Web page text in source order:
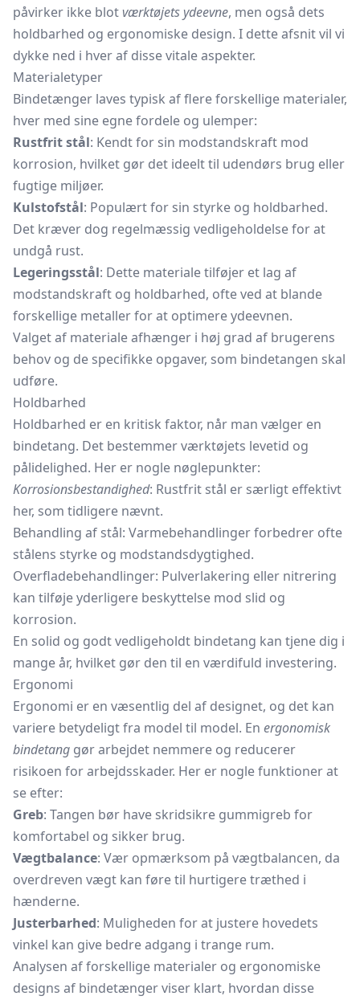
påvirker ikke blotværktøjets ydeevne, men også dets
holdbarhed og ergonomiske design. I dette afsnit vil vi
dykke ned i hver af disse vitale aspekter.
Materialetyper
Bindetænger laves typisk af flere forskellige materialer,
hver med sine egne fordele og ulemper:
Rustfrit stål: Kendt for sin modstandskraft mod
korrosion, hvilket gør det ideelt til udendørs brug eller
fugtige miljøer.
Kulstofstål: Populært for sin styrke og holdbarhed.
Det kræver dog regelmæssig vedligeholdelse for at
undgå rust.
Legeringsstål: Dette materiale tilføjer et lag af
modstandskraft og holdbarhed, ofte ved at blande
forskellige metaller for at optimere ydeevnen.
Valget af materiale afhænger i høj grad af brugerens
behov og de specifikke opgaver, som bindetangen skal
udføre.
Holdbarhed
Holdbarhed er en kritisk faktor, når man vælger en
bindetang. Det bestemmer værktøjets levetid og
pålidelighed. Her er nogle nøglepunkter:
Korrosionsbestandighed: Rustfrit stål er særligt effektivt
her, som tidligere nævnt.
Behandling af stål: Varmebehandlinger forbedrer ofte
stålens styrke og modstandsdygtighed.
Overfladebehandlinger: Pulverlakering eller nitrering
kan tilføje yderligere beskyttelse mod slid og
korrosion.
En solid og godt vedligeholdt bindetang kan tjene dig i
mange år, hvilket gør den til en værdifuld investering.
Ergonomi
Ergonomi er en væsentlig del af designet, og det kan
variere betydeligt fra model til model. En ergonomisk
bindetang gør arbejdet nemmere og reducerer
risikoen for arbejdsskader. Her er nogle funktioner at
se efter:
Greb: Tangen bør have skridsikre gummigreb for
komfortabel og sikker brug.
Vægtbalance: Vær opmærksom på vægtbalancen, da
overdreven vægt kan føre til hurtigere træthed i
hænderne.
Justerbarhed: Muligheden for at justere hovedets
vinkel kan give bedre adgang i trange rum.
Analysen af forskellige materialer og ergonomiske
designs af bindetænger viser klart, hvordan disse